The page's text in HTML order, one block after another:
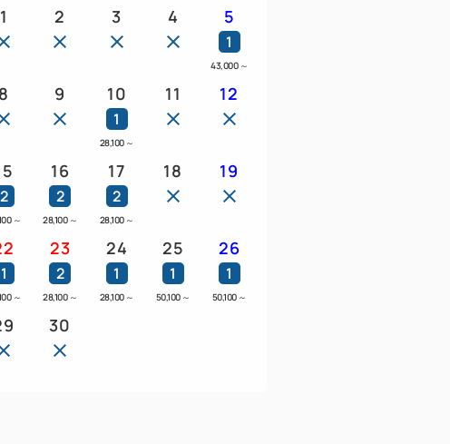
1 2 3 4 5
1
43,000 ～
8 9 10
1
28,100 ～
11 12
2
～
16
2
28,100 ～
17
2
28,100 ～
18 19
1
～
23
2
28,100 ～
24
1
28,100 ～
25
1
50,100 ～
26
1
50,100 ～
30